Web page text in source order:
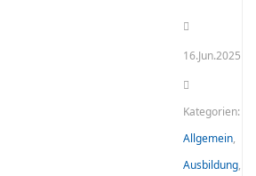
16.Jun.2025
Kategorien:
Allgemein,
Ausbildung,